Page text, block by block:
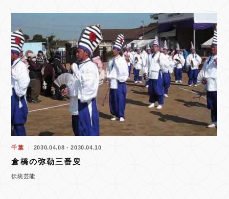
千葉 2030.04.08 - 2030.04.10
倉橋の弥勒三番叟
伝統芸能